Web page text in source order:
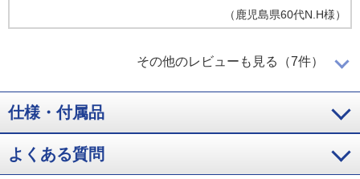
（ 鹿児島県60代N.H様）
手放せない枕！
て嬉しいです。また頭をしっかり包み込むけど、ラクに寝返り
がラクに出来ます。もう私にとって手放せない枕です。
その他のレビューも見る（7件）
仕様・付属品
よくある質問